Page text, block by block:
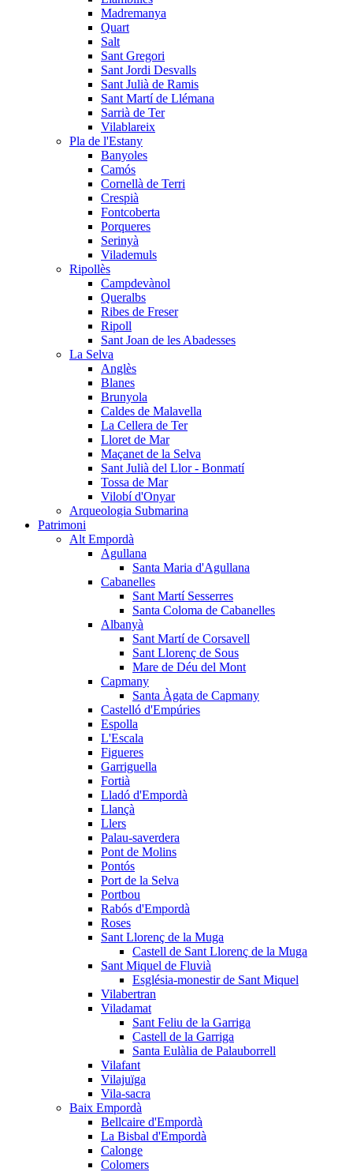
Madremanya
Quart
Salt
Sant Gregori
Sant Jordi Desvalls
Sant Julià de Ramis
Sant Martí de Llémana
Sarrià de Ter
Vilablareix
Pla de l'Estany
Banyoles
Camós
Cornellà de Terri
Crespià
Fontcoberta
Porqueres
Serinyà
Vilademuls
Ripollès
Campdevànol
Queralbs
Ribes de Freser
Ripoll
Sant Joan de les Abadesses
La Selva
Anglès
Blanes
Brunyola
Caldes de Malavella
La Cellera de Ter
Lloret de Mar
Maçanet de la Selva
Sant Julià del Llor - Bonmatí
Tossa de Mar
Vilobí d'Onyar
Arqueologia Submarina
Patrimoni
Alt Empordà
Agullana
Santa Maria d'Agullana
Cabanelles
Sant Martí Sesserres
Santa Coloma de Cabanelles
Albanyà
Sant Martí de Corsavell
Sant Llorenç de Sous
Mare de Déu del Mont
Capmany
Santa Àgata de Capmany
Castelló d'Empúries
Espolla
L'Escala
Figueres
Garriguella
Fortià
Lladó d'Empordà
Llançà
Llers
Palau-saverdera
Pont de Molins
Pontós
Port de la Selva
Portbou
Rabós d'Empordà
Roses
Sant Llorenç de la Muga
Castell de Sant Llorenç de la Muga
Sant Miquel de Fluvià
Església-monestir de Sant Miquel
Vilabertran
Viladamat
Sant Feliu de la Garriga
Castell de la Garriga
Santa Eulàlia de Palauborrell
Vilafant
Vilajuïga
Vila-sacra
Baix Empordà
Bellcaire d'Empordà
La Bisbal d'Empordà
Calonge
Colomers